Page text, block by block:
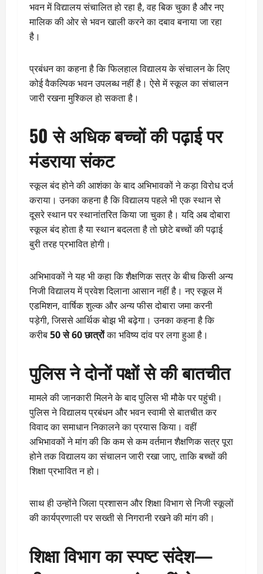
भवन में विद्यालय संचालित हो रहा है, वह बिक चुका है और नए
मालिक की ओर से भवन खाली करने का दबाव बनाया जा रहा
है।
प्रबंधन का कहना है कि फिलहाल विद्यालय के संचालन के लिए
कोई वैकल्पिक भवन उपलब्ध नहीं है। ऐसे में स्कूल का संचालन
जारी रखना मुश्किल हो सकता है।
50 से अधिक बच्चों की पढ़ाई पर
मंडराया संकट
स्कूल बंद होने की आशंका के बाद अभिभावकों ने कड़ा विरोध दर्ज
कराया। उनका कहना है कि विद्यालय पहले भी एक स्थान से
दूसरे स्थान पर स्थानांतरित किया जा चुका है। यदि अब दोबारा
स्कूल बंद होता है या स्थान बदलता है तो छोटे बच्चों की पढ़ाई
बुरी तरह प्रभावित होगी।
अभिभावकों ने यह भी कहा कि शैक्षणिक सत्र के बीच किसी अन्य
निजी विद्यालय में प्रवेश दिलाना आसान नहीं है। नए स्कूल में
एडमिशन, वार्षिक शुल्क और अन्य फीस दोबारा जमा करनी
पड़ेगी, जिससे आर्थिक बोझ भी बढ़ेगा। उनका कहना है कि
करीब50 से 60 छात्रोंका भविष्य दांव पर लगा हुआ है।
पुलिस ने दोनों पक्षों से की बातचीत
मामले की जानकारी मिलने के बाद पुलिस भी मौके पर पहुंची।
पुलिस ने विद्यालय प्रबंधन और भवन स्वामी से बातचीत कर
विवाद का समाधान निकालने का प्रयास किया। वहीं
अभिभावकों ने मांग की कि कम से कम वर्तमान शैक्षणिक सत्र पूरा
होने तक विद्यालय का संचालन जारी रखा जाए, ताकि बच्चों की
शिक्षा प्रभावित न हो।
साथ ही उन्होंने जिला प्रशासन और शिक्षा विभाग से निजी स्कूलों
की कार्यप्रणाली पर सख्ती से निगरानी रखने की मांग की।
शिक्षा विभाग का स्पष्ट संदेश—